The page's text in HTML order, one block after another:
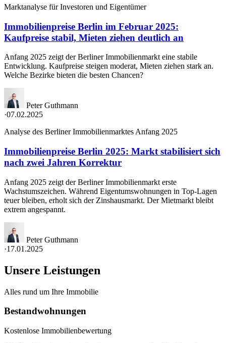
Marktanalyse für Investoren und Eigentümer
Immobilienpreise Berlin im Februar 2025:
Kaufpreise stabil, Mieten ziehen deutlich an
Anfang 2025 zeigt der Berliner Immobilienmarkt eine stabile
Entwicklung. Kaufpreise steigen moderat, Mieten ziehen stark an.
Welche Bezirke bieten die besten Chancen?
Peter Guthmann
·07.02.2025
Analyse des Berliner Immobilienmarktes Anfang 2025
Immobilienpreise Berlin 2025: Markt stabilisiert sich
nach zwei Jahren Korrektur
Anfang 2025 zeigt der Berliner Immobilienmarkt erste
Wachstumszeichen. Während Eigentumswohnungen in Top-Lagen
teuer bleiben, erholt sich der Zinshausmarkt. Der Mietmarkt bleibt
extrem angespannt.
Peter Guthmann
·17.01.2025
Unsere Leistungen
Alles rund um Ihre Immobilie
Bestandwohnungen
Kostenlose Immobilienbewertung